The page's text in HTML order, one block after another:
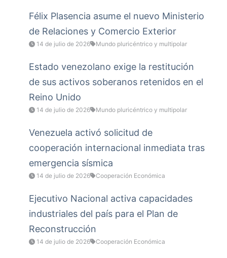
Félix Plasencia asume el nuevo Ministerio
de Relaciones y Comercio Exterior
14 de julio de 2026 Mundo pluricéntrico y multipolar
Estado venezolano exige la restitución
de sus activos soberanos retenidos en el
Reino Unido
14 de julio de 2026 Mundo pluricéntrico y multipolar
Venezuela activó solicitud de
cooperación internacional inmediata tras
emergencia sísmica
14 de julio de 2026 Cooperación Económica
Ejecutivo Nacional activa capacidades
industriales del país para el Plan de
Reconstrucción
14 de julio de 2026 Cooperación Económica